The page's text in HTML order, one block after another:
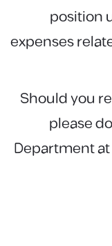
position
expenses
Should you
please
Department